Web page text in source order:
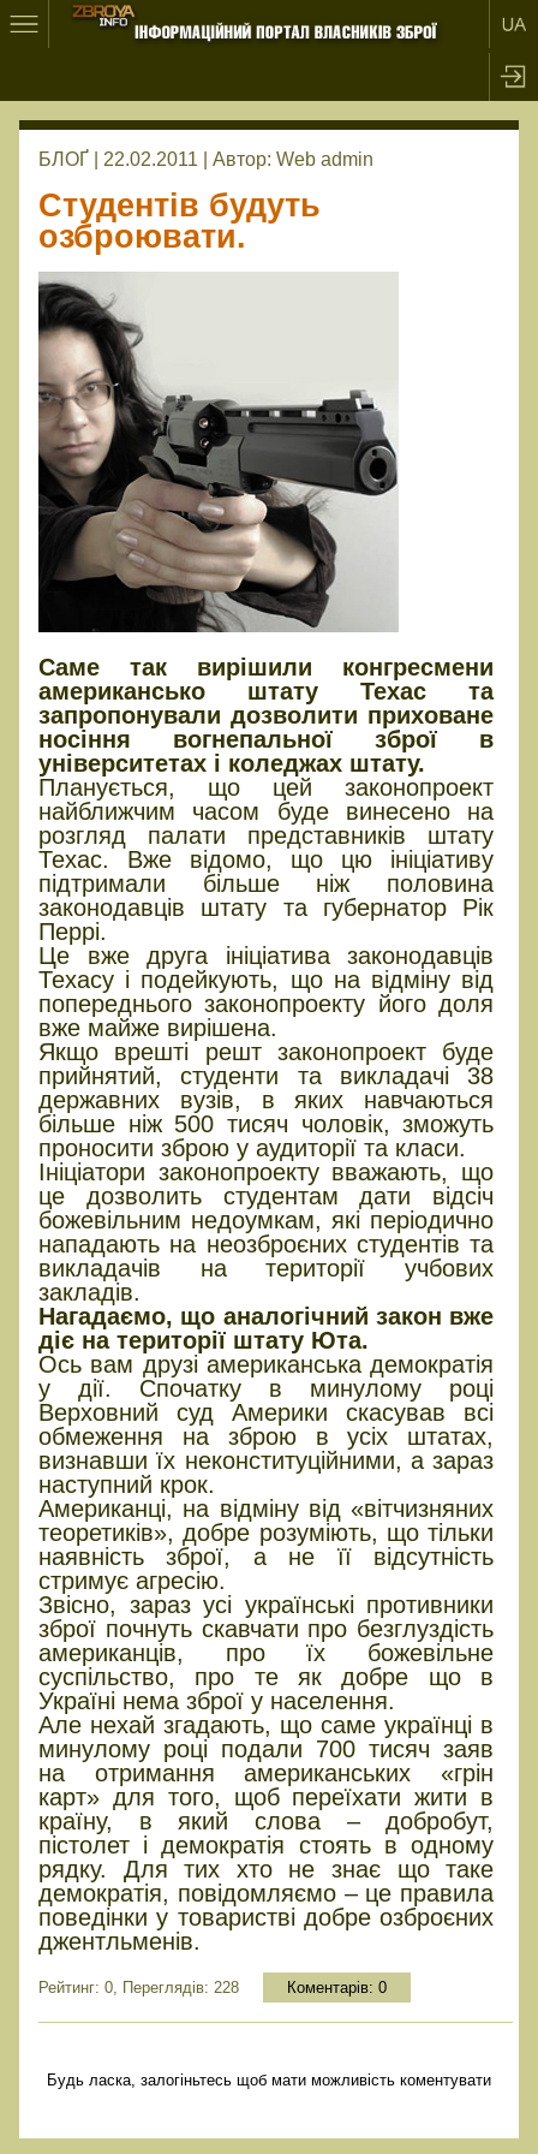
БЛОҐ | 22.02.2011 | Автор: Web admin
Студентів будуть
озброювати.
Саме так вирішили конгресмени
американсько штату Техас та
запропонували дозволити приховане
носіння вогнепальної зброї в
університетах і коледжах штату.
Планується, що цей законопроект
найближчим часом буде винесено на
розгляд палати представників штату
Техас. Вже відомо, що цю ініціативу
підтримали більше ніж половина
законодавців штату та губернатор Рік
Перрі.
Це вже друга ініціатива законодавців
Техасу і подейкують, що на відміну від
попереднього законопроекту його доля
вже майже вирішена.
Якщо врешті решт законопроект буде
прийнятий, студенти та викладачі 38
державних вузів, в яких навчаються
більше ніж 500 тисяч чоловік, зможуть
проносити зброю у аудиторії та класи.
Ініціатори законопроекту вважають, що
це дозволить студентам дати відсіч
божевільним недоумкам, які періодично
нападають на неозброєних студентів та
викладачів на території учбових
закладів.
Нагадаємо, що аналогічний закон вже
діє на території штату Юта.
Ось вам друзі американська демократія
у дії. Спочатку в минулому році
Верховний суд Америки скасував всі
обмеження на зброю в усіх штатах,
визнавши їх неконституційними, а зараз
наступний крок.
Американці, на відміну від «вітчизняних
теоретиків», добре розуміють, що тільки
наявність зброї, а не її відсутність
стримує агресію.
Звісно, зараз усі українські противники
зброї почнуть скавчати про безглуздість
американців, про їх божевільне
суспільство, про те як добре що в
Україні нема зброї у населення.
Але нехай згадають, що саме українці в
минулому році подали 700 тисяч заяв
на отримання американських «грін
карт» для того, щоб переїхати жити в
країну, в який слова – добробут,
пістолет і демократія стоять в одному
рядку. Для тих хто не знає що таке
демократія, повідомляємо – це правила
поведінки у товаристві добре озброєних
джентльменів.
Рейтинг: 0, Переглядів: 228 Коментарів: 0
Будь ласка, залогіньтесь щоб мати можливість коментувати